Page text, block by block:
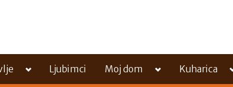
ToggleLjubimci Moj dom
ToggleKuharica